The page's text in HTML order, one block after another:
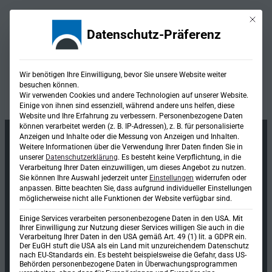
Kategorie:
Leistungsverzeichnis
Ingenieurgesellschaft mbH & Co. KG
Mit
Datenschutz-Präferenz
Wir benötigen Ihre Einwilligung, bevor Sie unsere Website weiter
besuchen können.
Wir verwenden Cookies und andere Technologien auf unserer Website.
Einige von ihnen sind essenziell, während andere uns helfen, diese
Website und Ihre Erfahrung zu verbessern. Personenbezogene Daten
können verarbeitet werden (z. B. IP-Adressen), z. B. für personalisierte
Anzeigen und Inhalte oder die Messung von Anzeigen und Inhalten.
Weitere Informationen über die Verwendung Ihrer Daten finden Sie in
unserer Datenschutzerklärung. Es besteht keine Verpflichtung, in die
Verarbeitung Ihrer Daten einzuwilligen, um dieses Angebot zu nutzen.
Sie können Ihre Auswahl jederzeit unter Einstellungen widerrufen oder
anpassen. Bitte beachten Sie, dass aufgrund individueller Einstellungen
möglicherweise nicht alle Funktionen der Website verfügbar sind.
Einige Services verarbeiten personenbezogene Daten in den USA. Mit
Ihrer Einwilligung zur Nutzung dieser Services willigen Sie auch in die
Verarbeitung Ihrer Daten in den USA gemäß Art. 49 (1) lit. a GDPR ein.
Der EuGH stuft die USA als ein Land mit unzureichendem Datenschutz
nach EU-Standards ein. Es besteht beispielsweise die Gefahr, dass US-
Behörden personenbezogene Daten in Überwachungsprogrammen